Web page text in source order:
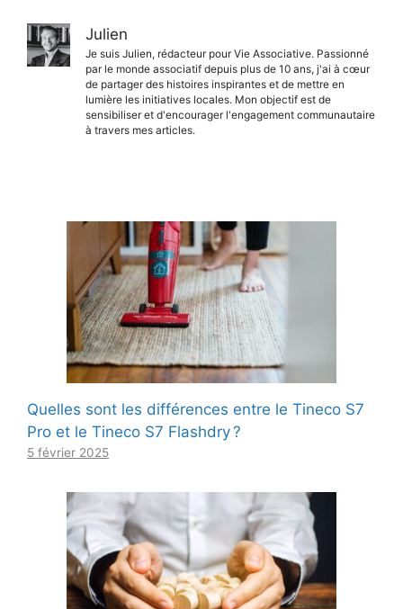
Julien
Je suis Julien, rédacteur pour Vie Associative. Passionné
par le monde associatif depuis plus de 10 ans, j'ai à cœur
de partager des histoires inspirantes et de mettre en
lumière les initiatives locales. Mon objectif est de
sensibiliser et d'encourager l'engagement communautaire
à travers mes articles.
Quelles sont les différences entre le Tineco S7
Pro et le Tineco S7 Flashdry ?
5 février 2025